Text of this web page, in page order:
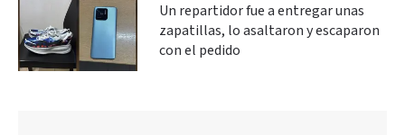
Un repartidor fue a entregar unas
zapatillas, lo asaltaron y escaparon
con el pedido